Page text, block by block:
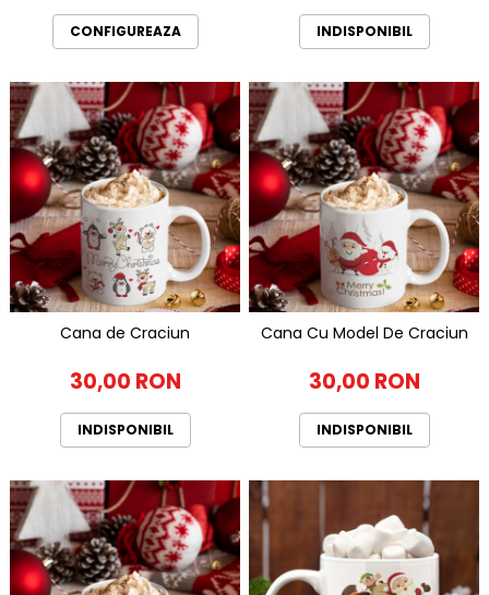
CONFIGUREAZA INDISPONIBIL
Cana de Craciun
30,00 RON
INDISPONIBIL
Cana Cu Model De Craciun
30,00 RON
INDISPONIBIL